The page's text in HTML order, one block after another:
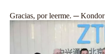
Gracias, por leerme. ─ Kondor